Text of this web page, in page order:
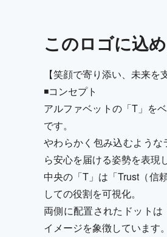
このロゴに込
【笑顔で寄り添い、未来を
◾️コンセプト
アルファベットの「T」を
です。
やわらかく包み込むよう
ら安心を届ける姿勢を表現
中央の「T」は「Trust（信
しての役割を可視化。
両側に配置されたドット
イメージを象徴しています。